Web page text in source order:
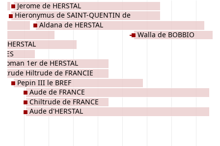
1er de HERSTAL
Hiltrude de FRANCIE
Hieronymus de SAINT-QUENTIN de
HERSTAL CAROLINGIENS
Jerome de HERSTAL
Pepin III le BREF
Aude de FRANCE
Chiltrude de FRANCE
Aude d'HERSTAL
Aldana de HERSTAL
Walla de BOBBIO